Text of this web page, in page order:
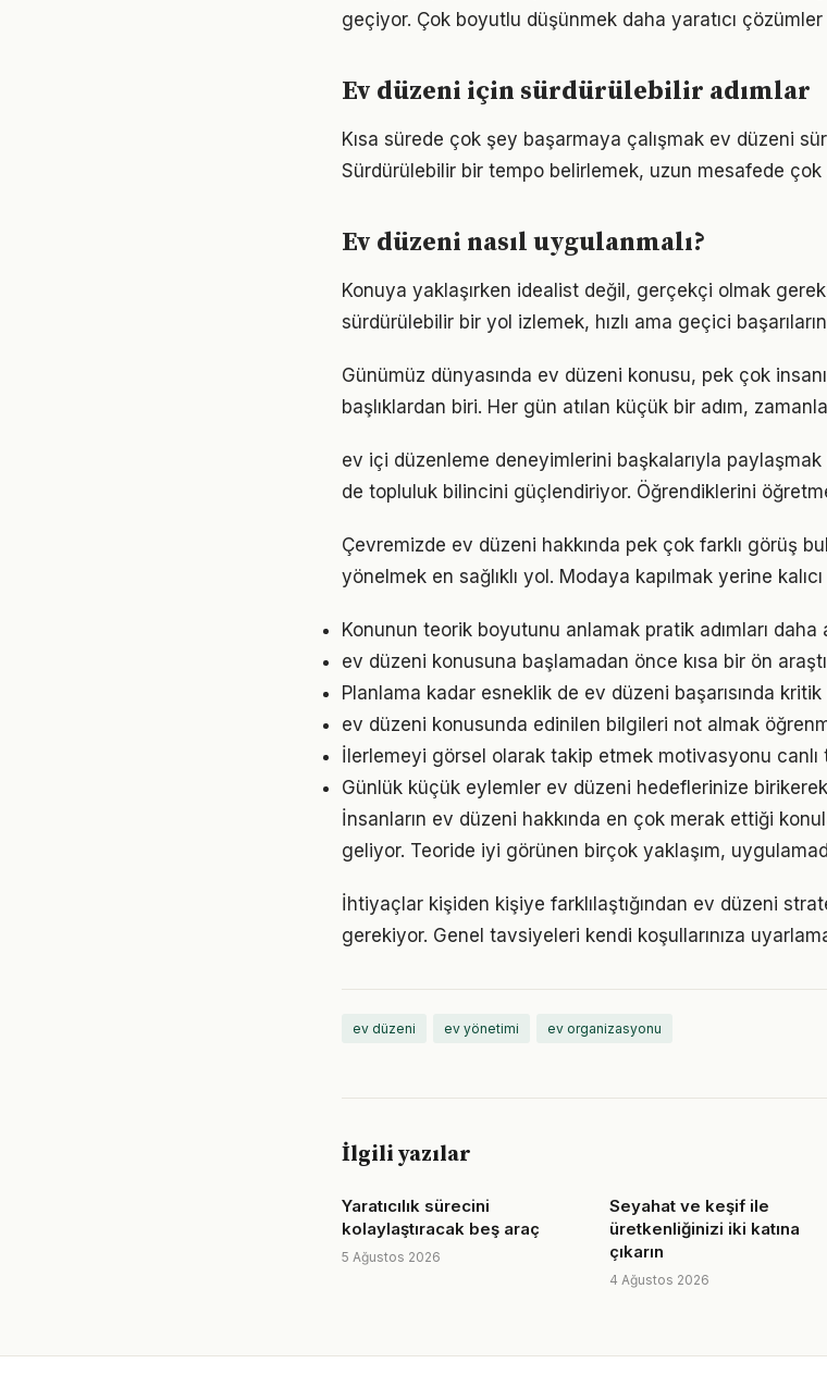
geçiyor. Çok boyutlu düşünmek daha yaratıcı çözümler
Ev düzeni için sürdürülebilir adımlar
Kısa sürede çok şey başarmaya çalışmak ev düzeni
Sürdürülebilir bir tempo belirlemek, uzun mesafede
Ev düzeni nasıl uygulanmalı?
Konuya yaklaşırken idealist değil, gerçekçi olmak
sürdürülebilir bir yol izlemek, hızlı ama geçici
Günümüz dünyasında ev düzeni konusu, pek çok
başlıklardan biri. Her gün atılan küçük bir adım,
ev içi düzenleme deneyimlerini başkalarıyla
de topluluk bilincini güçlendiriyor. Öğrendiklerini
Çevremizde ev düzeni hakkında pek çok farklı görüş
yönelmek en sağlıklı yol. Modaya kapılmak yerine
Konunun teorik boyutunu anlamak pratik adımları daha
ev düzeni konusuna başlamadan önce kısa bir ön
Planlama kadar esneklik de ev düzeni başarısında
ev düzeni konusunda edinilen bilgileri not almak
İlerlemeyi görsel olarak takip etmek motivasyonu canlı
Günlük küçük eylemler ev düzeni hedeflerinize birikerek
İnsanların ev düzeni hakkında en çok merak ettiği
geliyor. Teoride iyi görünen birçok yaklaşım,
İhtiyaçlar kişiden kişiye farklılaştığından ev düzeni
gerekiyor. Genel tavsiyeleri kendi koşullarınıza
ev düzeni ev yönetimi ev organizasyonu
İlgili yazılar
Yaratıcılık sürecini
kolaylaştıracak beş araç
5 Ağustos 2026
Seyahat ve keşif ile
üretkenliğinizi iki katına
çıkarın
4 Ağustos 2026